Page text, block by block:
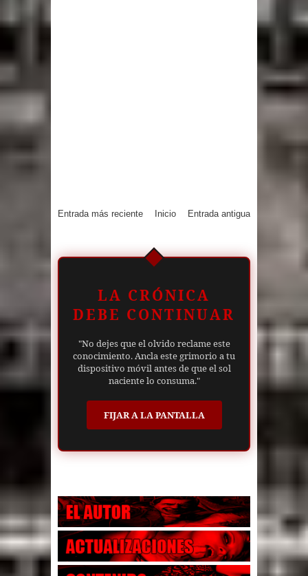
Entrada más reciente Entrada antigua
Inicio
LA CRÓNICA
DEBE CONTINUAR
"No dejes que el olvido reclame este
conocimiento. Ancla este grimorio a tu
dispositivo móvil antes de que el sol
naciente lo consuma."
FIJAR A LA PANTALLA